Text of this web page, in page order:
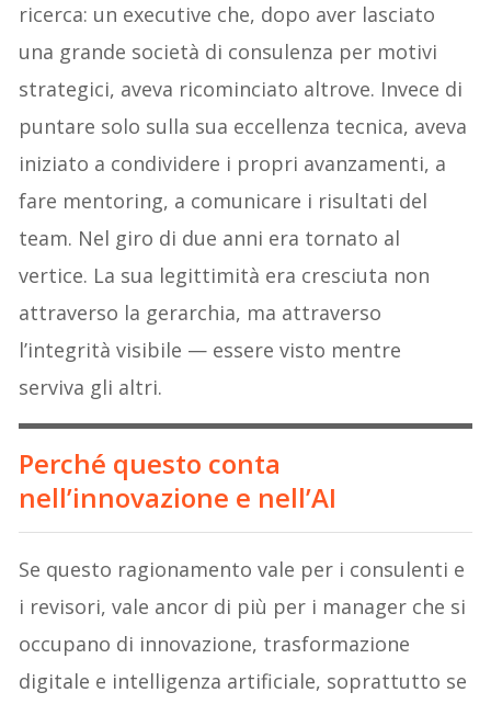
ricerca: un executive che, dopo aver lasciato
una grande società di consulenza per motivi
strategici, aveva ricominciato altrove. Invece di
puntare solo sulla sua eccellenza tecnica, aveva
iniziato a condividere i propri avanzamenti, a
fare mentoring, a comunicare i risultati del
team. Nel giro di due anni era tornato al
vertice. La sua legittimità era cresciuta non
attraverso la gerarchia, ma attraverso
l’integrità visibile — essere visto mentre
serviva gli altri.
Perché questo conta
nell’innovazione e nell’AI
Se questo ragionamento vale per i consulenti e
i revisori, vale ancor di più per i manager che si
occupano di innovazione, trasformazione
digitale e intelligenza artificiale, soprattutto se